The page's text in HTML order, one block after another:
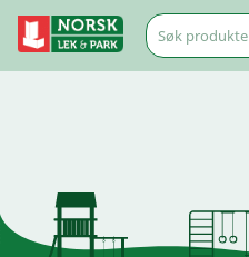
Søk
etter: